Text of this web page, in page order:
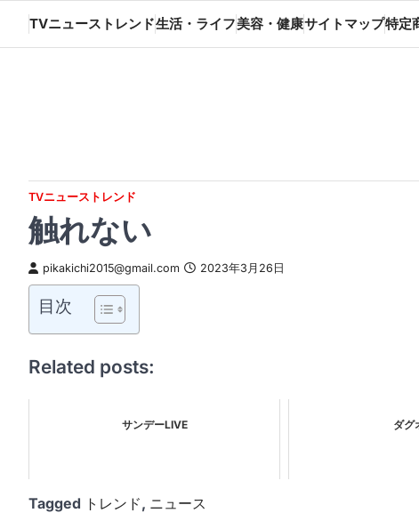
content
TVニューストレンド生活・ライフ美容・健康サイトマップ特定
TVニューストレンド
触れない
pikakichi2015@gmail.com 2023年3月26日
目次
Related posts:
サンデーLIVE ダグ
Tagged トレンド, ニュース